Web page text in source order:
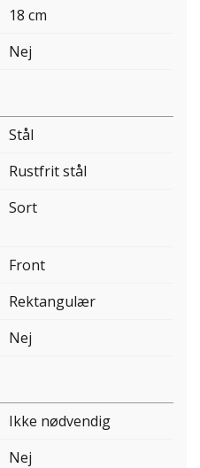
18 cm
Nej
Stål
Rustfrit stål
Sort
Front
Rektangulær
Nej
Ikke nødvendig
Nej